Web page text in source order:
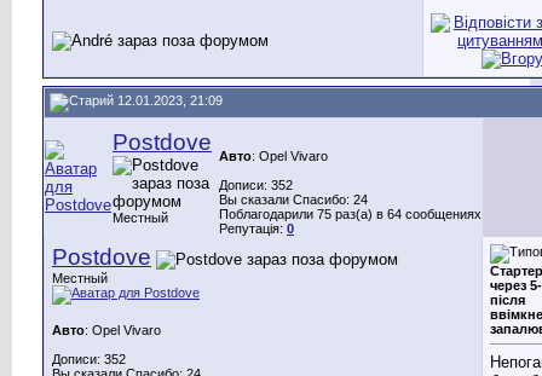
12.01.2023, 21:09
Postdove
Местный
Авто: Opel Vivaro
Дописи: 352
Вы сказали Спасибо: 24
Поблагодарили 75 раз(а) в 64 сообщениях
Репутація: 0
Postdove
Местный
Авто: Opel Vivaro
Дописи: 352
Вы сказали Спасибо: 24
через
після